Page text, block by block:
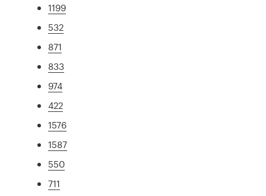
1199
532
871
833
974
422
1576
1587
550
711